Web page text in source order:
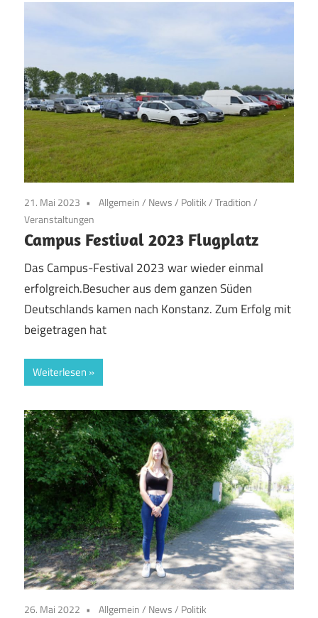
21. Mai 2023 Allgemein/ News/ Politik/Tradition/
Veranstaltungen
Campus Festival 2023 Flugplatz
Das Campus-Festival 2023 war wieder einmal
erfolgreich.Besucher aus dem ganzen Süden
Deutschlands kamen nach Konstanz. Zum Erfolg mit
beigetragen hat
Weiterlesen
26. Mai 2022 Allgemein/ News/ Politik